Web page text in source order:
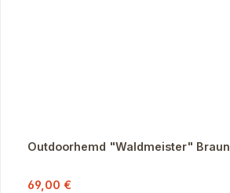
Outdoorhemd "Waldmeister" Braun
Verkaufspreis:
69,00 €